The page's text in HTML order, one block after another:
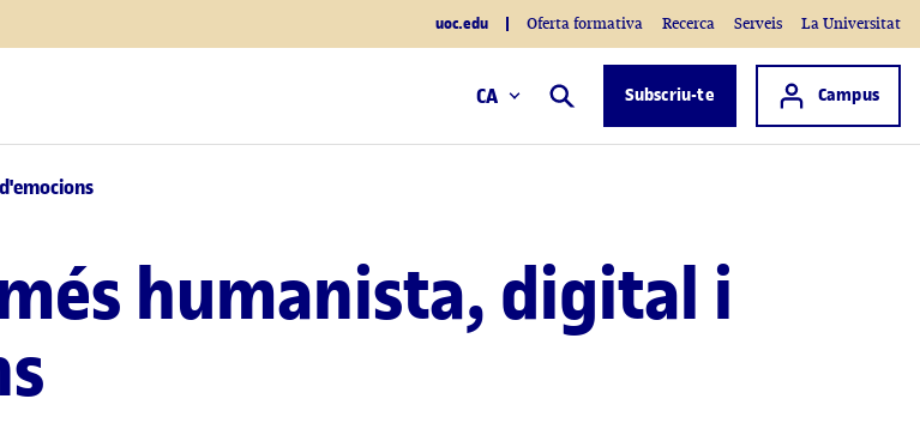
uoc.edu Oferta formativa Recerca Serveis La Universitat
Cercar Subscriu-te Accés a
Campus
CA
humanista, digital i